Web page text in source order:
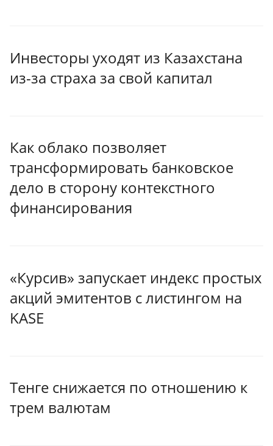
Инвесторы уходят из Казахстана
из-за страха за свой капитал
Как облако позволяет
трансформировать банковское
дело в сторону контекстного
финансирования
«Курсив» запускает индекс простых
акций эмитентов с листингом на
KASE
Тенге снижается по отношению к
трем валютам